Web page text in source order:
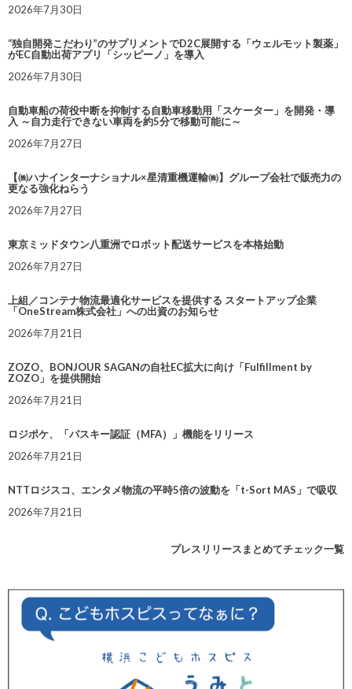
2026年7月30日
“独自開発こだわり”のサプリメントでD2C展開する「ウェルモット製薬」
がEC自動出荷アプリ「シッピーノ」を導入
2026年7月30日
自動車船の荷役中断を抑制する自動車移動用「スケーター」を開発・導
入 ～自力走行できない車両を約5分で移動可能に～
2026年7月27日
【㈱ハナインターナショナル×星清重機運輸㈱】グループ会社で販売力の
更なる強化ねらう
2026年7月27日
東京ミッドタウン八重洲でロボット配送サービスを本格始動
2026年7月27日
上組／コンテナ物流最適化サービスを提供する スタートアップ企業
「OneStream株式会社」への出資のお知らせ
2026年7月21日
ZOZO、BONJOUR SAGANの自社EC拡大に向け「Fulfillment by
ZOZO」を提供開始
2026年7月21日
ロジポケ、「パスキー認証（MFA）」機能をリリース
2026年7月21日
NTTロジスコ、エンタメ物流の平時5倍の波動を「t-Sort MAS」で吸収
2026年7月21日
プレスリリースまとめてチェック一覧